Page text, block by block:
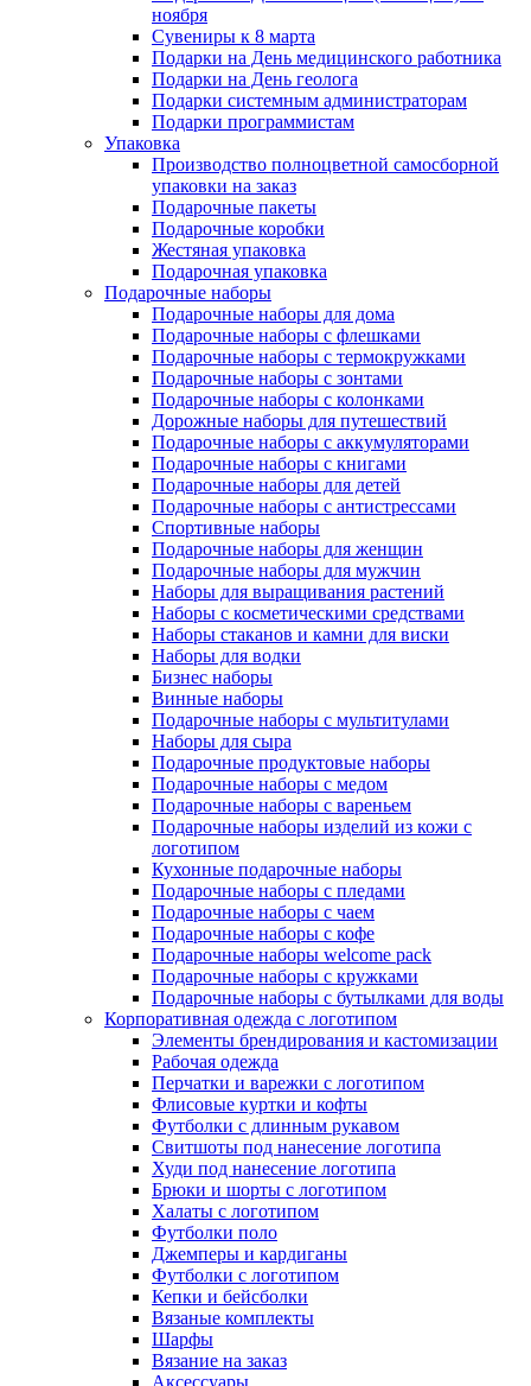
ноября
Сувениры к 8 марта
Подарки на День медицинского работника
Подарки на День геолога
Подарки системным администраторам
Подарки программистам
Упаковка
Производство полноцветной самосборной
упаковки на заказ
Подарочные пакеты
Подарочные коробки
Жестяная упаковка
Подарочная упаковка
Подарочные наборы
Подарочные наборы для дома
Подарочные наборы с флешками
Подарочные наборы с термокружками
Подарочные наборы с зонтами
Подарочные наборы с колонками
Дорожные наборы для путешествий
Подарочные наборы с аккумуляторами
Подарочные наборы с книгами
Подарочные наборы для детей
Подарочные наборы с антистрессами
Спортивные наборы
Подарочные наборы для женщин
Подарочные наборы для мужчин
Наборы для выращивания растений
Наборы с косметическими средствами
Наборы стаканов и камни для виски
Наборы для водки
Бизнес наборы
Винные наборы
Подарочные наборы с мультитулами
Наборы для сыра
Подарочные продуктовые наборы
Подарочные наборы с медом
Подарочные наборы с вареньем
Подарочные наборы изделий из кожи с
логотипом
Кухонные подарочные наборы
Подарочные наборы с пледами
Подарочные наборы с чаем
Подарочные наборы с кофе
Подарочные наборы welcome pack
Подарочные наборы с кружками
Подарочные наборы с бутылками для воды
Корпоративная одежда с логотипом
Элементы брендирования и кастомизации
Рабочая одежда
Перчатки и варежки с логотипом
Флисовые куртки и кофты
Футболки с длинным рукавом
Свитшоты под нанесение логотипа
Худи под нанесение логотипа
Брюки и шорты с логотипом
Халаты с логотипом
Футболки поло
Джемперы и кардиганы
Футболки с логотипом
Кепки и бейсболки
Вязаные комплекты
Шарфы
Вязание на заказ
Аксессуары